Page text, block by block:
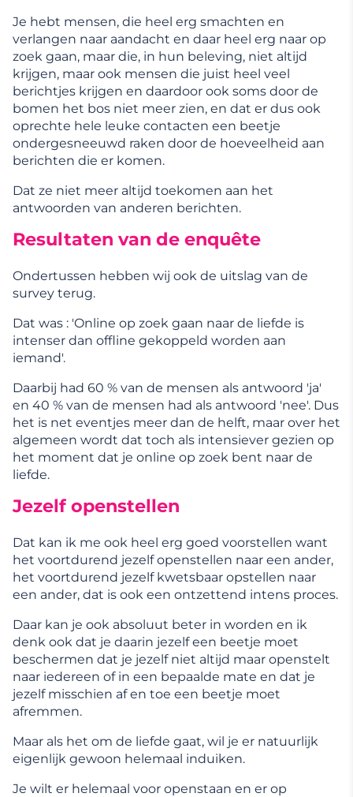
Je hebt mensen, die heel erg smachten en
verlangen naar aandacht en daar heel erg naar op
zoek gaan, maar die, in hun beleving, niet altijd
krijgen, maar ook mensen die juist heel veel
berichtjes krijgen en daardoor ook soms door de
bomen het bos niet meer zien, en dat er dus ook
oprechte hele leuke contacten een beetje
ondergesneeuwd raken door de hoeveelheid aan
berichten die er komen.
Dat ze niet meer altijd toekomen aan het
antwoorden van anderen berichten.
Resultaten van de enquête
Ondertussen hebben wij ook de uitslag van de
survey terug.
Dat was : 'Online op zoek gaan naar de liefde is
intenser dan offline gekoppeld worden aan
iemand'.
Daarbij had 60 % van de mensen als antwoord 'ja'
en 40 % van de mensen had als antwoord 'nee'. Dus
het is net eventjes meer dan de helft, maar over het
algemeen wordt dat toch als intensiever gezien op
het moment dat je online op zoek bent naar de
liefde.
Jezelf openstellen
Dat kan ik me ook heel erg goed voorstellen want
het voortdurend jezelf openstellen naar een ander,
het voortdurend jezelf kwetsbaar opstellen naar
een ander, dat is ook een ontzettend intens proces.
Daar kan je ook absoluut beter in worden en ik
denk ook dat je daarin jezelf een beetje moet
beschermen dat je jezelf niet altijd maar openstelt
naar iedereen of in een bepaalde mate en dat je
jezelf misschien af en toe een beetje moet
afremmen.
Maar als het om de liefde gaat, wil je er natuurlijk
eigenlijk gewoon helemaal induiken.
Je wilt er helemaal voor openstaan en er op